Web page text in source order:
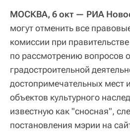
МОСКВА, 6 окт — РИА
могут отменить все
комиссии при
по рассмотрению вопросов
градостроительной
достопримечательных мест
объектов культурного
известную как "сносная",
постановления мэрии на